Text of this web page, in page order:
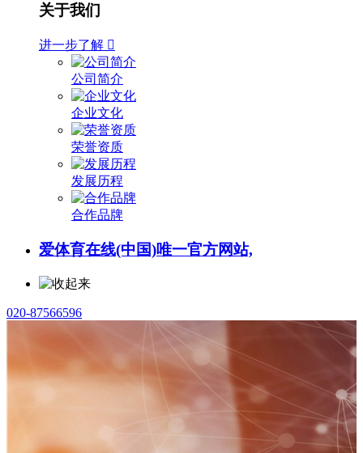
关于我们
进一步了解 
公司简介
企业文化
荣誉资质
发展历程
合作品牌
爱体育在线(中国)唯一官方网站,
020-87566596